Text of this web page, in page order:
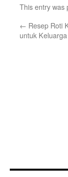
This entry was
← Resep Roti
untuk Keluarga